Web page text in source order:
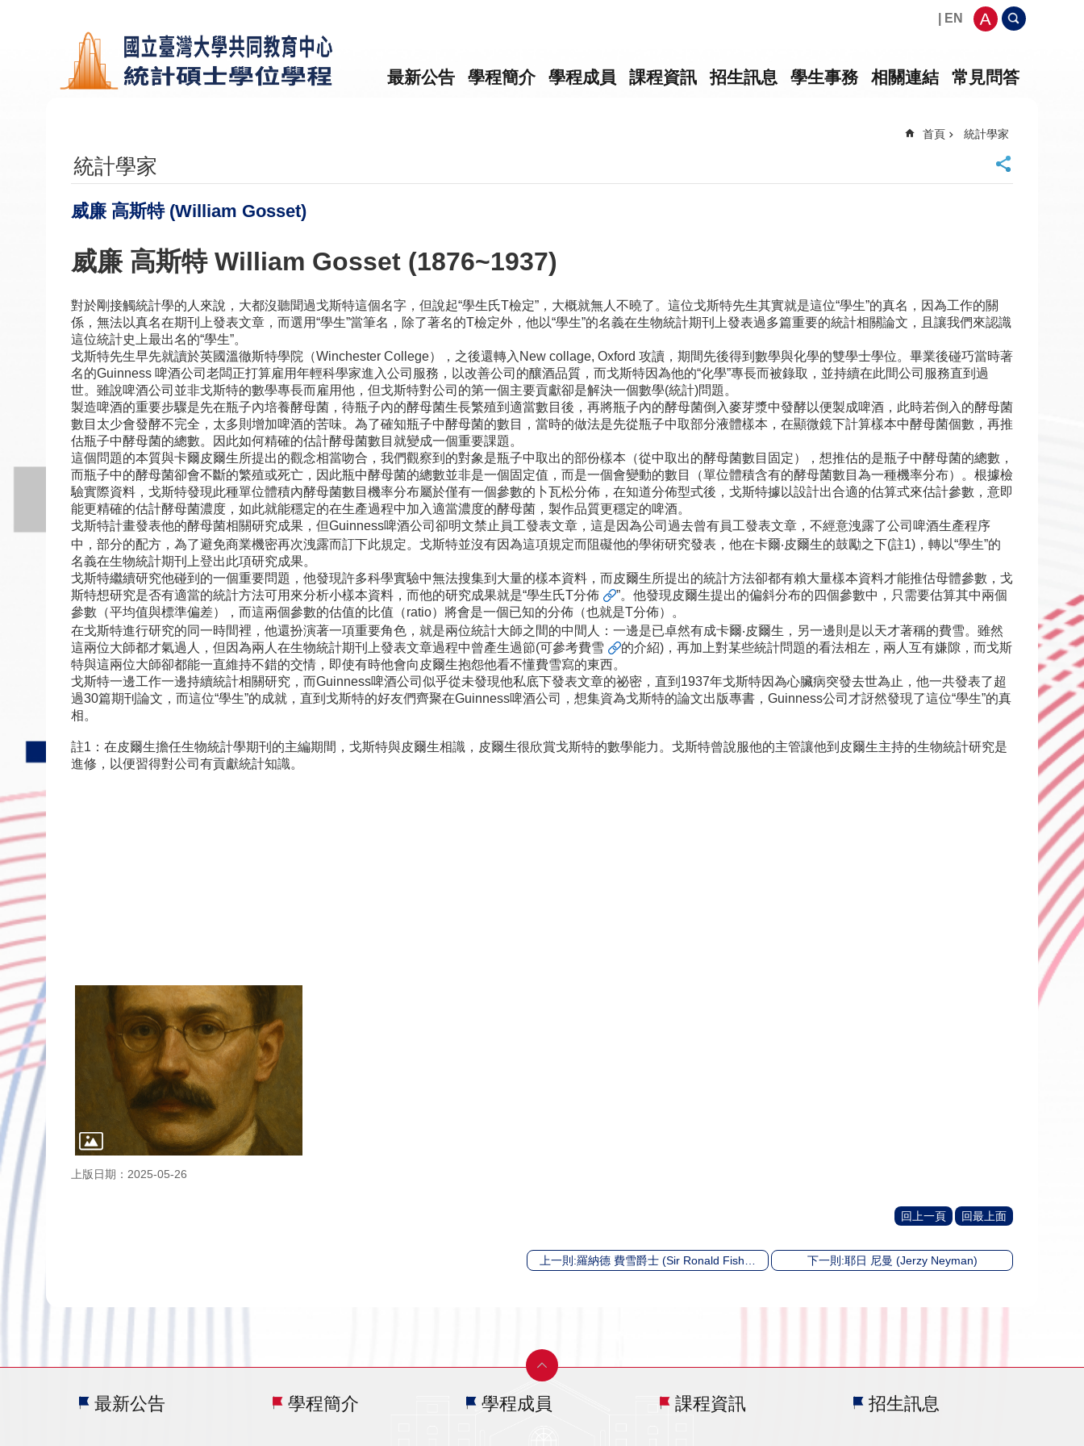
| EN
最新公告 學程簡介 學程成員 課程資訊 招生訊息 學生事務 相關連結 常見問答
首頁 統計學家
統計學家
威廉 高斯特 (William Gosset)
威廉 高斯特 William Gosset (1876~1937)
對於剛接觸統計學的人來說，大都沒聽聞過戈斯特這個名字，但說起“學生氏T檢定”，大概就無人不曉了。這位戈斯特先生其實就是這位“學生”的真名，因為工作的關
係，無法以真名在期刊上發表文章，而選用“學生”當筆名，除了著名的T檢定外，他以“學生”的名義在生物統計期刊上發表過多篇重要的統計相關論文，且讓我們來認識
這位統計史上最出名的“學生”。
戈斯特先生早先就讀於英國溫徹斯特學院（Winchester College），之後還轉入New collage, Oxford 攻讀，期間先後得到數學與化學的雙學士學位。畢業後碰巧當時著
名的Guinness 啤酒公司老闆正打算雇用年輕科學家進入公司服務，以改善公司的釀酒品質，而戈斯特因為他的“化學”專長而被錄取，並持續在此間公司服務直到過
世。雖說啤酒公司並非戈斯特的數學專長而雇用他，但戈斯特對公司的第一個主要貢獻卻是解決一個數學(統計)問題。
製造啤酒的重要步驟是先在瓶子內培養酵母菌，待瓶子內的酵母菌生長繁殖到適當數目後，再將瓶子內的酵母菌倒入麥芽漿中發酵以便製成啤酒，此時若倒入的酵母菌
數目太少會發酵不完全，太多則增加啤酒的苦味。為了確知瓶子中酵母菌的數目，當時的做法是先從瓶子中取部分液體樣本，在顯微鏡下計算樣本中酵母菌個數，再推
估瓶子中酵母菌的總數。因此如何精確的估計酵母菌數目就變成一個重要課題。
這個問題的本質與卡爾皮爾生所提出的觀念相當吻合，我們觀察到的對象是瓶子中取出的部份樣本（從中取出的酵母菌數目固定），想推估的是瓶子中酵母菌的總數，
而瓶子中的酵母菌卻會不斷的繁殖或死亡，因此瓶中酵母菌的總數並非是一個固定值，而是一個會變動的數目（單位體積含有的酵母菌數目為一種機率分布）。根據檢
驗實際資料，戈斯特發現此種單位體積內酵母菌數目機率分布屬於僅有一個參數的卜瓦松分佈，在知道分佈型式後，戈斯特據以設計出合適的估算式來估計參數，意即
能更精確的估計酵母菌濃度，如此就能穩定的在生產過程中加入適當濃度的酵母菌，製作品質更穩定的啤酒。
戈斯特計畫發表他的酵母菌相關研究成果，但Guinness啤酒公司卻明文禁止員工發表文章，這是因為公司過去曾有員工發表文章，不經意洩露了公司啤酒生產程序
中，部分的配方，為了避免商業機密再次洩露而訂下此規定。戈斯特並沒有因為這項規定而阻礙他的學術研究發表，他在卡爾‧皮爾生的鼓勵之下(註1)，轉以“學生”的
名義在生物統計期刊上登出此項研究成果。
戈斯特繼續研究他碰到的一個重要問題，他發現許多科學實驗中無法搜集到大量的樣本資料，而皮爾生所提出的統計方法卻都有賴大量樣本資料才能推估母體參數，戈
斯特想研究是否有適當的統計方法可用來分析小樣本資料，而他的研究成果就是“學生氏T分佈
”。他發現皮爾生提出的偏斜分布的四個參數中，只需要估算其中兩個
參數（平均值與標準偏差），而這兩個參數的估值的比值（ratio）將會是一個已知的分佈（也就是T分佈）。
在戈斯特進行研究的同一時間裡，他還扮演著一項重要角色，就是兩位統計大師之間的中間人：一邊是已卓然有成卡爾‧皮爾生，另一邊則是以天才著稱的費雪。雖然
這兩位大師都才氣過人，但因為兩人在生物統計期刊上發表文章過程中曾產生過節(可參考費雪
的介紹)，再加上對某些統計問題的看法相左，兩人互有嫌隙，而戈斯
特與這兩位大師卻都能一直維持不錯的交情，即使有時他會向皮爾生抱怨他看不懂費雪寫的東西。
戈斯特一邊工作一邊持續統計相關研究，而Guinness啤酒公司似乎從未發現他私底下發表文章的祕密，直到1937年戈斯特因為心臟病突發去世為止，他一共發表了超
過30篇期刊論文，而這位“學生”的成就，直到戈斯特的好友們齊聚在Guinness啤酒公司，想集資為戈斯特的論文出版專書，Guinness公司才訝然發現了這位“學生”的真
相。
註1：在皮爾生擔任生物統計學期刊的主編期間，戈斯特與皮爾生相識，皮爾生很欣賞戈斯特的數學能力。戈斯特曾說服他的主管讓他到皮爾生主持的生物統計研究是
進修，以便習得對公司有貢獻統計知識。
上版日期：2025-05-26
回上一頁 回最上面
下一則:耶日 尼曼 (Jerzy Neyman)
最新公告 學程簡介 學程成員 課程資訊 招生訊息